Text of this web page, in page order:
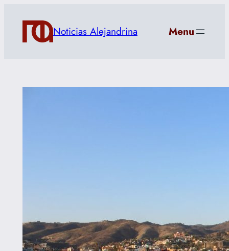
contenido
Noticias Alejandrina Menu